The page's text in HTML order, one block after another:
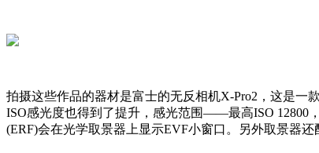
拍摄这些作品的器材是富士的无反相机X-Pro2，这是一
ISO感光度也得到了提升，感光范围——最高ISO 12800
(ERF)会在光学取景器上显示EVF小窗口。另外取景器